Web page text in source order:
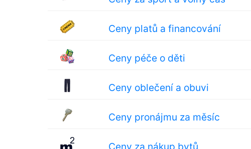
Ceny platů a financování
Ceny péče o děti
Ceny oblečení a obuvi
Ceny pronájmu za měsíc
Ceny za nákup bytů